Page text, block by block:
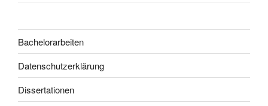
Bachelorarbeiten
Datenschutzerklärung
Dissertationen